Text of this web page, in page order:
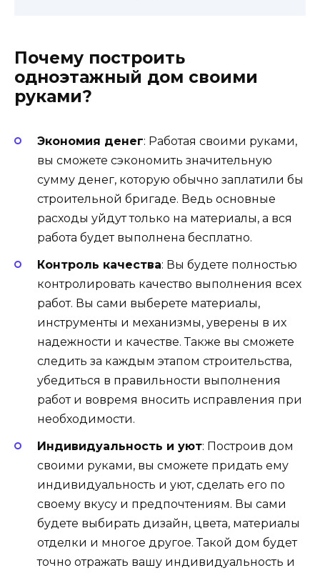
Почему построить
одноэтажный дом своими
руками?
Экономия денег: Работая своими руками,
вы сможете сэкономить значительную
сумму денег, которую обычно заплатили бы
строительной бригаде. Ведь основные
расходы уйдут только на материалы, а вся
работа будет выполнена бесплатно.
Контроль качества: Вы будете полностью
контролировать качество выполнения всех
работ. Вы сами выберете материалы,
инструменты и механизмы, уверены в их
надежности и качестве. Также вы сможете
следить за каждым этапом строительства,
убедиться в правильности выполнения
работ и вовремя вносить исправления при
необходимости.
Индивидуальность и уют: Построив дом
своими руками, вы сможете придать ему
индивидуальность и уют, сделать его по
своему вкусу и предпочтениям. Вы сами
будете выбирать дизайн, цвета, материалы
отделки и многое другое. Такой дом будет
точно отражать вашу индивидуальность и